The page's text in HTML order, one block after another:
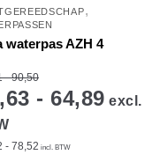
,
waterpas AZH 4
- 90,50
- 64,89 excl.
- 78,52 incl. BTW